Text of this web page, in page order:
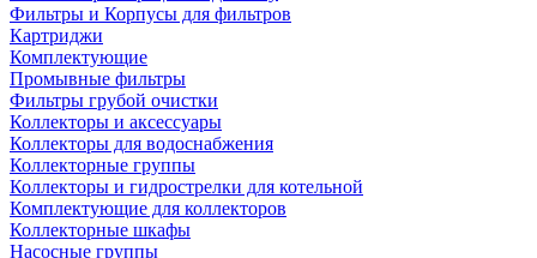
Фильтры и Корпусы для фильтров
Картриджи
Комплектующие
Промывные фильтры
Фильтры грубой очистки
Коллекторы и аксессуары
Коллекторы для водоснабжения
Коллекторные группы
Коллекторы и гидрострелки для котельной
Комплектующие для коллекторов
Коллекторные шкафы
Насосные группы